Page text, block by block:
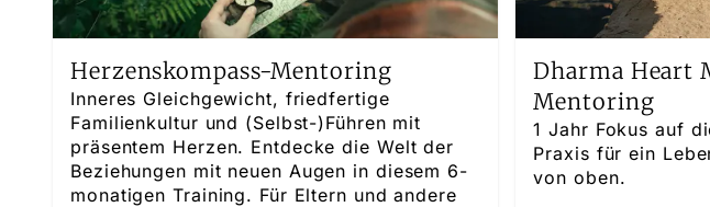
Herzenskompass-Mentoring
Inneres Gleichgewicht, friedfertige
Familienkultur und (Selbst-)Führen mit
präsentem Herzen. Entdecke die Welt der
Beziehungen mit neuen Augen in diesem 6-
monatigen Training. Für Eltern und andere
Dharma Heart
Mentoring
1 Jahr Fokus auf
Praxis für ein
von oben.